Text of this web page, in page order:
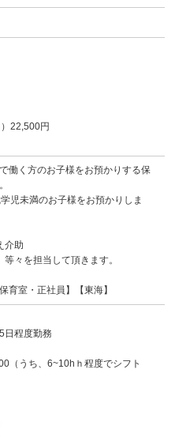
22,500円
働く方のお子様をお預かりする保
児未満のお子様をお預かりしま
介助
々を担当して頂きます。
育室・正社員】【東海】
日程度勤務
（うち、6~10hｈ程度でシフト